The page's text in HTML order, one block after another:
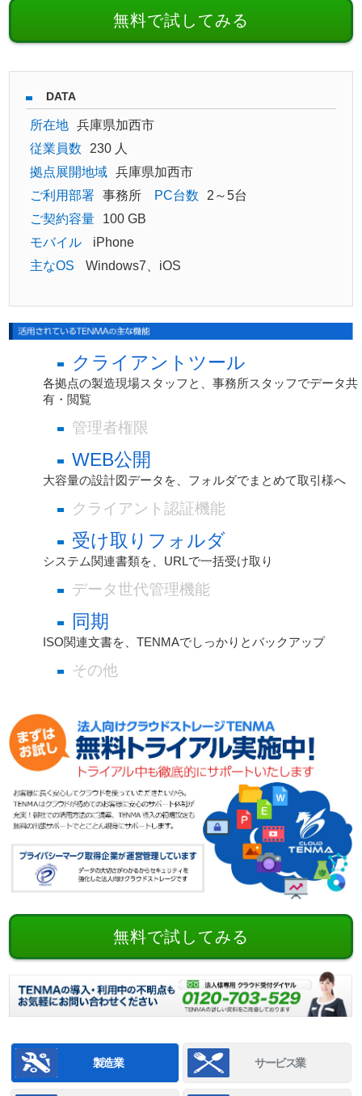
無料で試してみる
DATA
所在地
兵庫県加西市
従業員数
230 人
拠点展開地域
兵庫県加西市
ご利用部署
事務所 PC台数
2～5台
ご契約容量
100 GB
モバイル
iPhone
主なOS
Windows7、iOS
クライアントツール
各拠点の製造現場スタッフと、事務所スタッフでデータ共
有・閲覧
管理者権限
WEB公開
大容量の設計図データを、フォルダでまとめて取引様へ
クライアント認証機能
受け取りフォルダ
システム関連書類を、URLで一括受け取り
データ世代管理機能
同期
ISO関連文書を、TENMAでしっかりとバックアップ
その他
無料で試してみる
製造業 サービス業